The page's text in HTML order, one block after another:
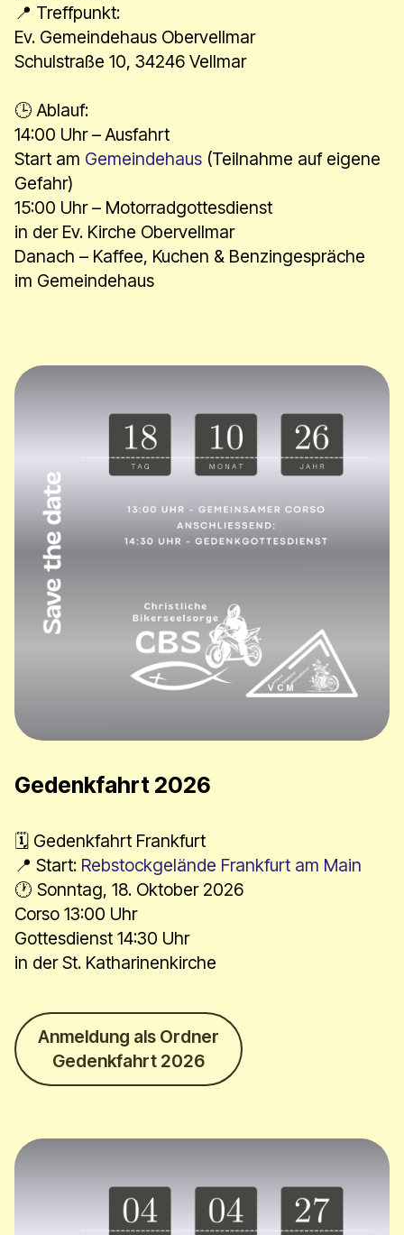
📍 Treffpunkt:
Ev. Gemeindehaus Obervellmar
Schulstraße 10, 34246 Vellmar
🕒 Ablauf:
14:00 Uhr – Ausfahrt
Start am Gemeindehaus (Teilnahme auf eigene
Gefahr)
15:00 Uhr – Motorradgottesdienst
in der Ev. Kirche Obervellmar
Danach – Kaffee, Kuchen & Benzingespräche
im Gemeindehaus
Gedenkfahrt 2026
​​​​🗓 Gedenkfahrt Frankfurt
📍 Start: Rebstockgelände Frankfurt am Main
🕐 Sonntag, 18. Oktober 2026
Corso 13:00 Uhr
Gottesdienst 14:30 Uhr
in der St. Katharinenkirche
Anmeldung als Ordner
Gedenkfahrt 2026